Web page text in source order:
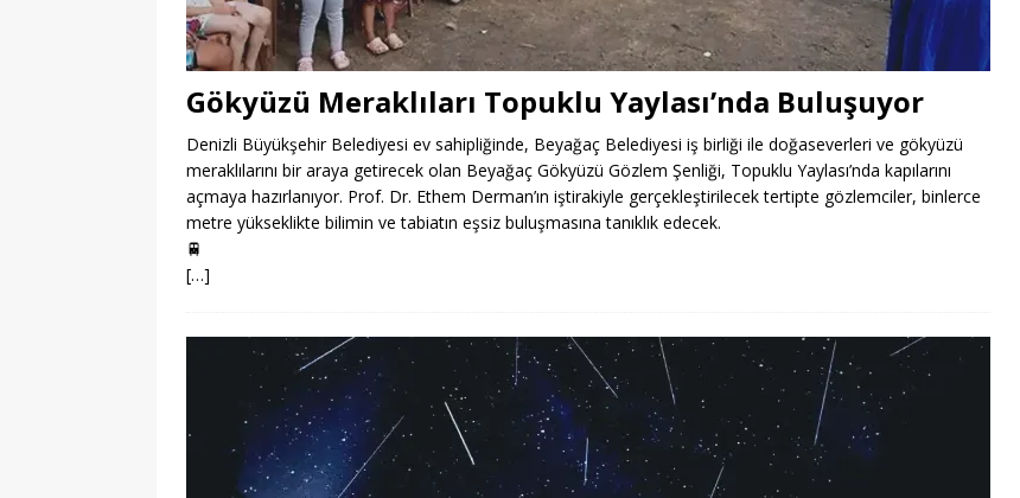
Gökyüzü Meraklıları Topuklu Yaylası’nda Buluşuyor
Denizli Büyükşehir Belediyesi ev sahipliğinde, Beyağaç Belediyesi iş birliği ile doğaseverleri ve gökyüzü
meraklılarını bir araya getirecek olan Beyağaç Gökyüzü Gözlem Şenliği, Topuklu Yaylası’nda kapılarını
açmaya hazırlanıyor. Prof. Dr. Ethem Derman’ın iştirakiyle gerçekleştirilecek tertipte gözlemciler, binlerce
metre yükseklikte bilimin ve tabiatın eşsiz buluşmasına tanıklık edecek.
🚆
[…]